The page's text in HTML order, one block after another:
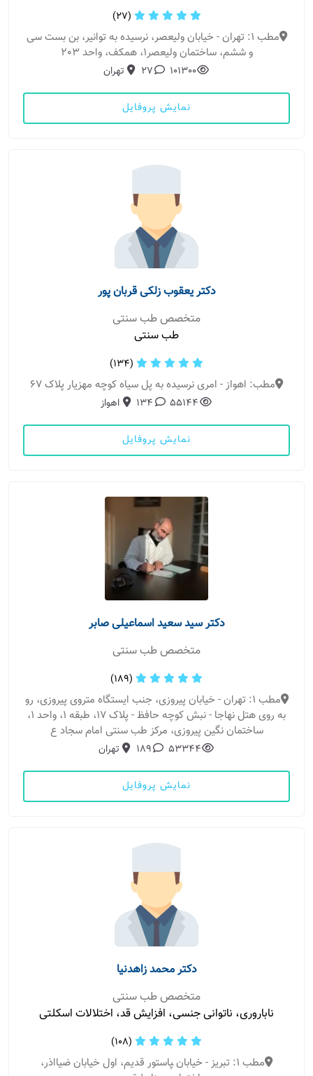
(27)
مطب 1: تهران - خیابان ولیعصر، نرسیده به توانیر، بن بست سی
و ششم، ساختمان ولیعصر1، همکف، واحد 203
101300
27 تهران
نمایش پروفایل
دکتر یعقوب زلکی قربان پور
متخصص طب سنتی
طب سنتی
(134)
مطب: اهواز - امری نرسیده به پل سیاه کوچه مهزیار پلاک 67
55144
134 اهواز
نمایش پروفایل
دکتر سید سعید اسماعیلی صابر
متخصص طب سنتی
(189)
مطب 1: تهران - خیابان پیروزی، جنب ایستگاه متروی پیروزی، رو
به روی هتل نهاجا - نبش کوچه حافظ - پلاک 17، طبقه 1، واحد 1،
ساختمان نگین پیروزی، مرکز طب سنتی امام سجاد ع
53344
189 تهران
نمایش پروفایل
دکتر محمد زاهدنیا
متخصص طب سنتی
ناباروری، ناتوانی جنسی، افزایش قد، اختلالات اسکلتی
(108)
مطب 1: تبریز - خیابان ‍‍پاستور قدیم، اول خیابان ضیااذر،